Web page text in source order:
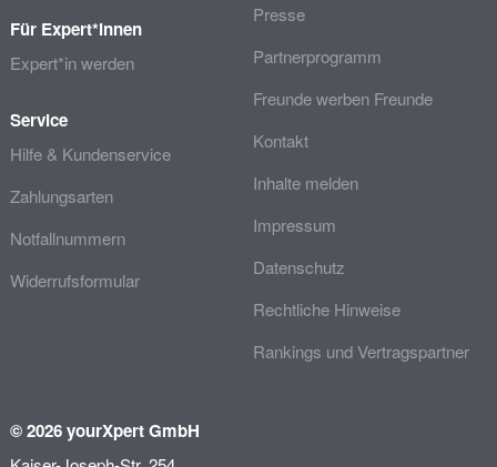
Für Expert*innen
Expert*in werden
Service
Hilfe & Kundenservice
Zahlungsarten
Notfallnummern
Widerrufsformular
Presse
Partnerprogramm
Freunde werben Freunde
Kontakt
Inhalte melden
Impressum
Datenschutz
Rechtliche Hinweise
Rankings und Vertragspartner
© 2026 yourXpert GmbH